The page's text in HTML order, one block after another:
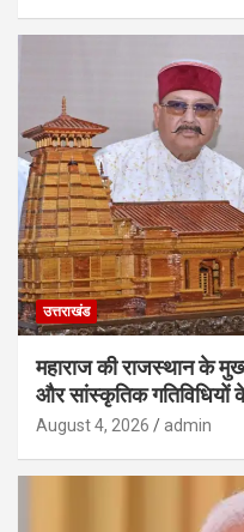
उत्तराखंड
महाराज की राजस्थान के
और सांस्कृतिक गतिविधियों
August 4, 2026 admin